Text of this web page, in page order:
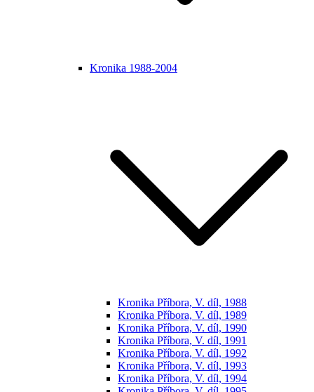
Kronika 1988-2004
Kronika Příbora, V. díl, 1988
Kronika Příbora, V. díl, 1989
Kronika Příbora, V. díl, 1990
Kronika Příbora, V. díl, 1991
Kronika Příbora, V. díl, 1992
Kronika Příbora, V. díl, 1993
Kronika Příbora, V. díl, 1994